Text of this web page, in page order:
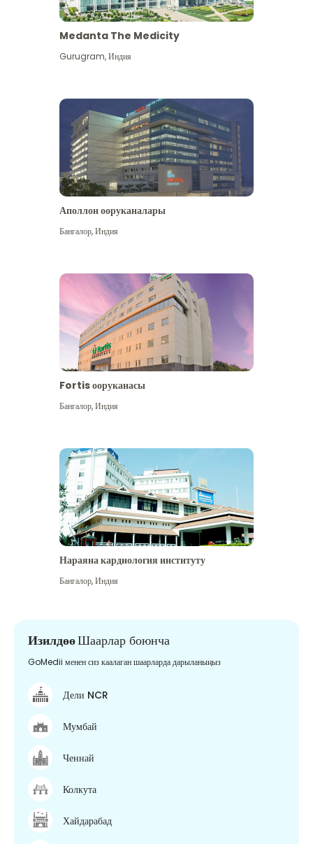
Medanta The Medicity
Gurugram,Индия
Аполлон ооруканалары
Бангалор,Индия
Fortis ооруканасы
Бангалор,Индия
Нараяна кардиология институту
Бангалор,Индия
ИзилдөөШаарлар боюнча
GoMedii менен сиз каалаган шаарларда дарыланыңыз
Дели NCR
Мумбай
Ченнай
Колкута
Хайдарабад